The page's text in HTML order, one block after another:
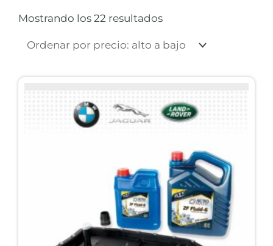
Mostrando los 22 resultadosalto
bajo